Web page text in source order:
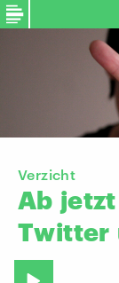
Verzicht
Ab jetzt
Twitter